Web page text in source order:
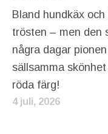
Bland hundkäx
trösten – men den
några dagar
sällsamma
röda färg!
4 juli, 2026